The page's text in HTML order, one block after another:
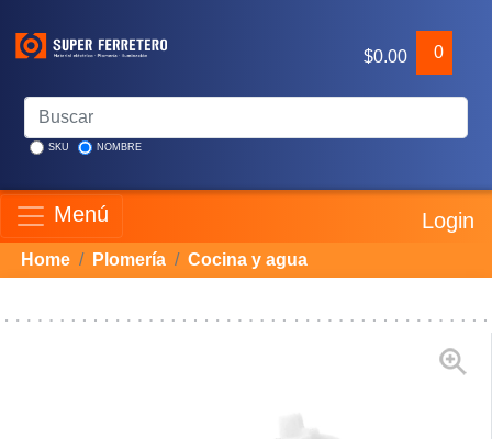
$0.00 0
SKU NOMBRE
Menú Login
Home Plomería Cocina y agua